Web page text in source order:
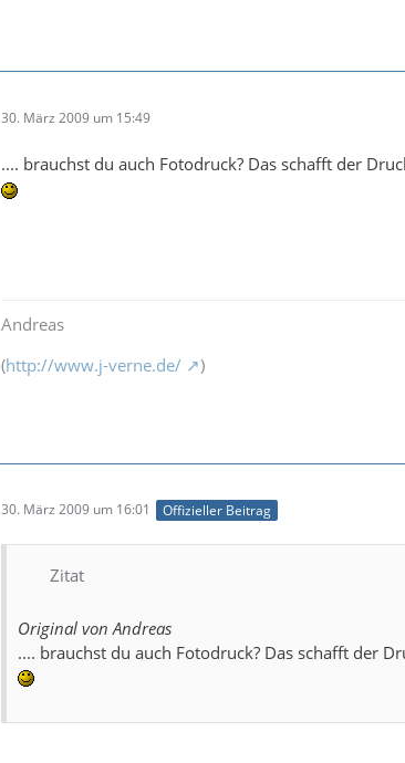
30. März 2009 um 15:49
.... brauchst du auch Fotodruck? Das schafft der
Andreas
(http://www.j-verne.de/ )
30. März 2009 um 16:01 Offizieller Beitrag
Zitat
Original von Andreas
.... brauchst du auch Fotodruck? Das schafft der